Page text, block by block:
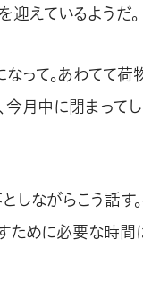
えているようだ。
って。あわてて荷
月中に閉まって
しながらこう話す
ために必要な時間